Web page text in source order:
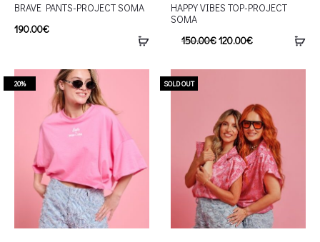
BRAVE PANTS-PROJECT SOMA
190.00€
HAPPY VIBES TOP-PROJECT
SOMA
150.00€120.00€
20% SOLD OUT